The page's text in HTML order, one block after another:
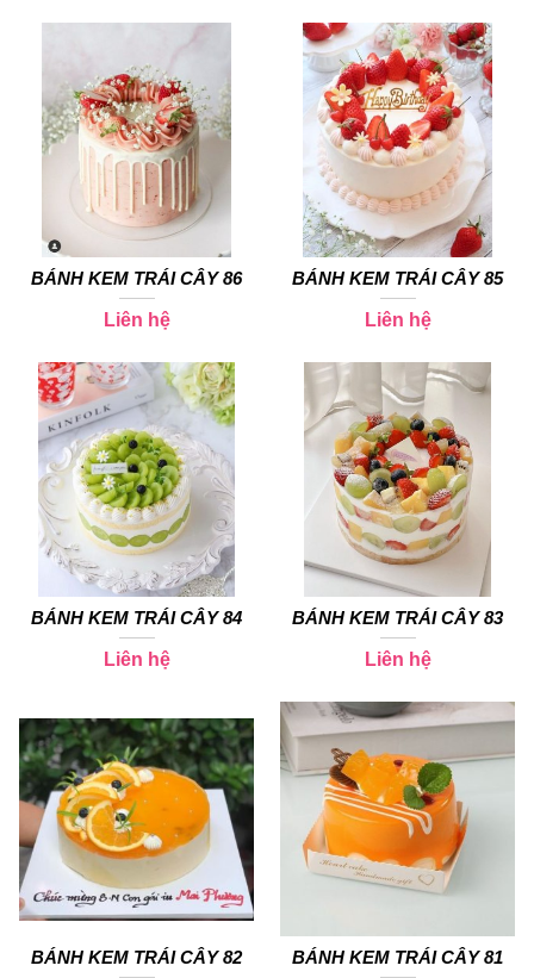
BÁNH KEM TRÁI CÂY 86
Liên hệ
BÁNH KEM TRÁI CÂY 85
Liên hệ
BÁNH KEM TRÁI CÂY 84
Liên hệ
BÁNH KEM TRÁI CÂY 83
Liên hệ
BÁNH KEM TRÁI CÂY 82 BÁNH KEM TRÁI CÂY 81